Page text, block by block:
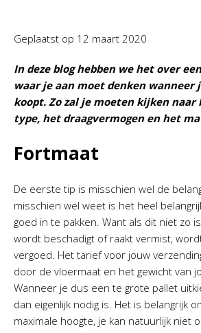
Geplaatst op 12 maart 2020
In deze blog hebben we het over
waar je aan moet denken wanneer
koopt. Zo zal je moeten kijken
type, het draagvermogen en het
Fortmaat
De eerste tip is misschien wel de
misschien wel weet is het heel
goed in te pakken. Want als dit niet zo
wordt beschadigt of raakt vermist,
vergoed. Het tarief voor jouw
door de vloermaat en het gewicht van
Wanneer je dus een te grote pallet
dan eigenlijk nodig is. Het is belangrijk
maximale hoogte, je kan natuurlijk niet